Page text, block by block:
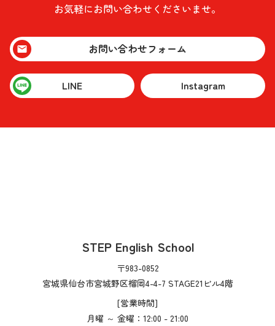
お気軽にお問い合わせくださいませ。
お問い合わせフォーム
LINE Instagram
STEP English School
〒983-0852
宮城県仙台市宮城野区榴岡4-4-7 STAGE21ビル4階
[営業時間]
月曜 ～ 金曜：12:00 - 21:00